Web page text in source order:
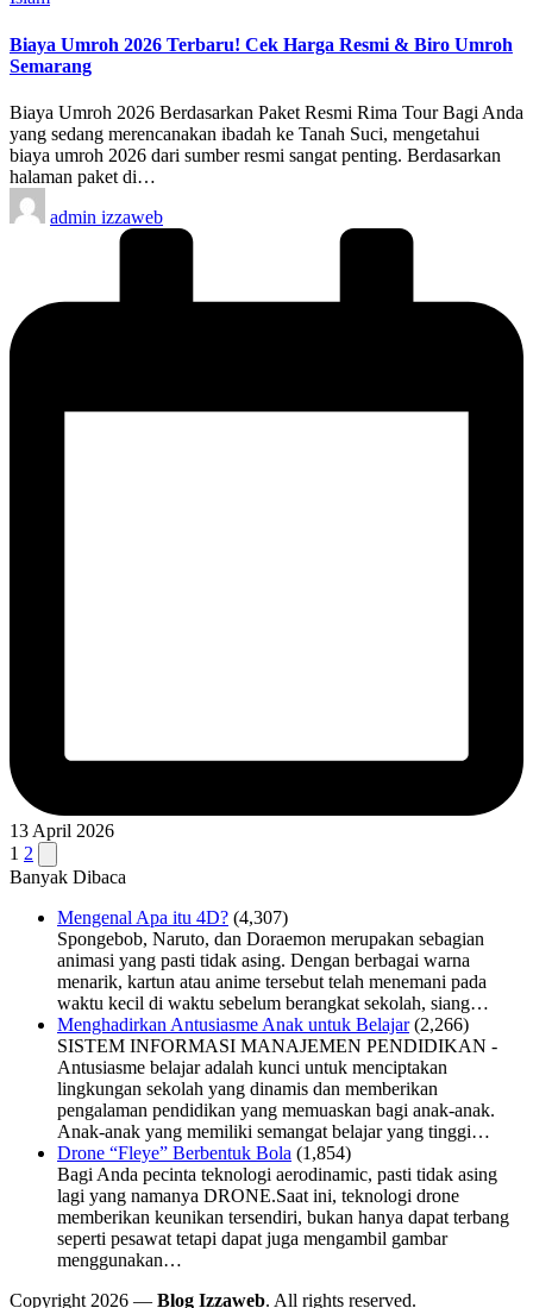
Biaya Umroh 2026 Terbaru! Cek Harga Resmi & Biro Umroh
Semarang
Biaya Umroh 2026 Berdasarkan Paket Resmi Rima Tour Bagi Anda
yang sedang merencanakan ibadah ke Tanah Suci, mengetahui
biaya umroh 2026 dari sumber resmi sangat penting. Berdasarkan
halaman paket di…
Posted
by
admin izzaweb
13 April 2026
Navigasi
pos
1 2 Next
page
Banyak Dibaca
Mengenal Apa itu 4D? (4,307)
Spongebob, Naruto, dan Doraemon merupakan sebagian
animasi yang pasti tidak asing. Dengan berbagai warna
menarik, kartun atau anime tersebut telah menemani pada
waktu kecil di waktu sebelum berangkat sekolah, siang…
Menghadirkan Antusiasme Anak untuk Belajar (2,266)
SISTEM INFORMASI MANAJEMEN PENDIDIKAN -
Antusiasme belajar adalah kunci untuk menciptakan
lingkungan sekolah yang dinamis dan memberikan
pengalaman pendidikan yang memuaskan bagi anak-anak.
Anak-anak yang memiliki semangat belajar yang tinggi…
Drone “Fleye” Berbentuk Bola (1,854)
Bagi Anda pecinta teknologi aerodinamic, pasti tidak asing
lagi yang namanya DRONE.Saat ini, teknologi drone
memberikan keunikan tersendiri, bukan hanya dapat terbang
seperti pesawat tetapi dapat juga mengambil gambar
menggunakan…
Copyright 2026 — Blog Izzaweb. All rights reserved.